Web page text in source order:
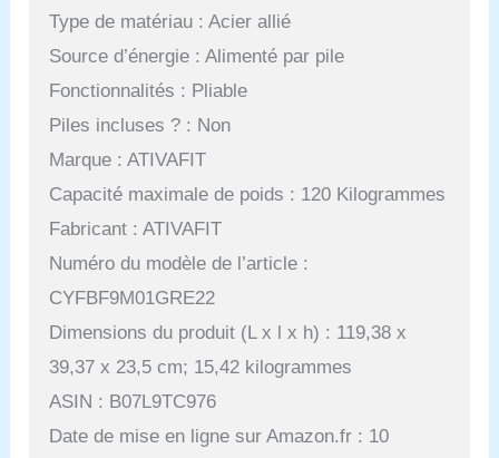
Type de matériau : Acier allié
Source d’énergie : Alimenté par pile
Fonctionnalités : Pliable
Piles incluses ? : Non
Marque : ATIVAFIT
Capacité maximale de poids : 120 Kilogrammes
Fabricant : ATIVAFIT
Numéro du modèle de l’article :
CYFBF9M01GRE22
Dimensions du produit (L x l x h) : 119,38 x
39,37 x 23,5 cm; 15,42 kilogrammes
ASIN : B07L9TC976
Date de mise en ligne sur Amazon.fr : 10